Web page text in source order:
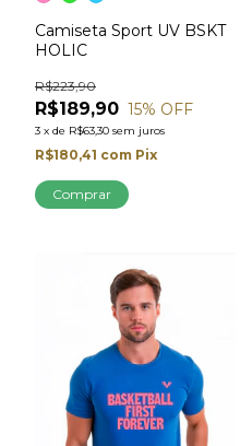
Camiseta Sport UV BSKT
HOLIC
R$189,90
R$223,90
15% OFF
3 x de R$63,30 sem juros
R$180,41 com Pix
Comprar